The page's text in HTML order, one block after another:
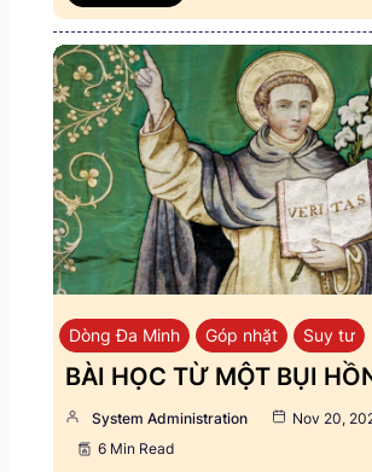
Dòng Đa Minh Góp nhặt Suy tư
BÀI HỌC TỪ MỘT BỤI
System Administration
Nov 20,
6 Min Read